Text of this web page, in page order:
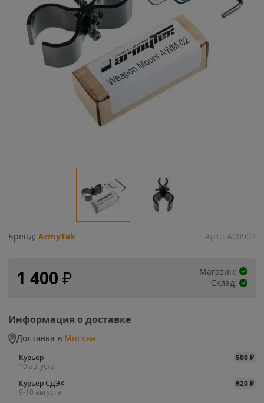
Бренд: ArmyTek Арт.: A00902
1 400 ₽
Магазин:
Склад:
Информация о доставке
Доставка в Москва
Курьер 500₽
10 августа
Курьер СДЭК
620₽
9-10 августа